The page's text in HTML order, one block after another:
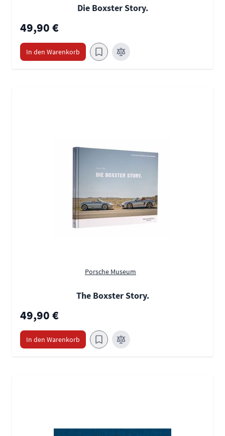
Die Boxster Story.
49,90 €
In den Warenkorb
Porsche Museum
The Boxster Story.
49,90 €
In den Warenkorb